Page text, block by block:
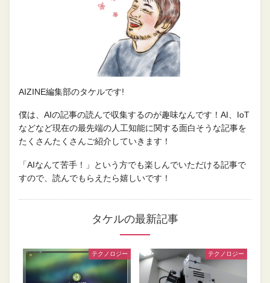
AIZINE編集部のタケルです!
僕は、AIの記事の読んで収集するのが趣味なんです！AI、IoT
などなど現在の最先端の人工知能に関する面白そうな記事を
たくさんたくさんご紹介していきます！
「AIなんて苦手！」という方でも楽しんでいただける記事で
すので、読んでもらえたら嬉しいです！
タケルの最新記事
テクノロジー テクノロジー